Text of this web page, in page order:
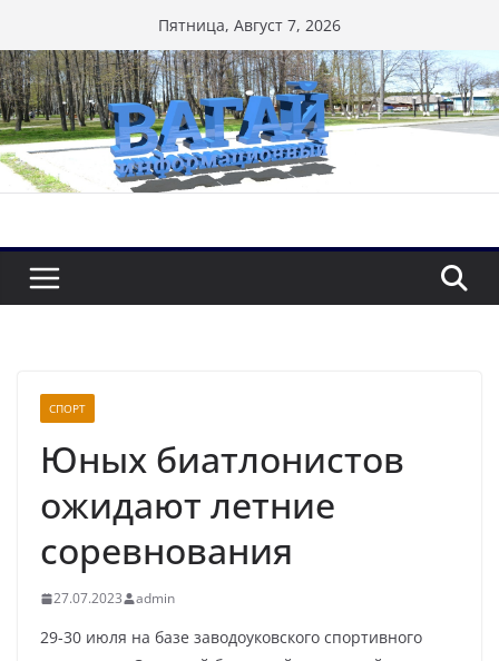
к
содержимому
Пятница, Август 7, 2026
СПОРТ
Юных биатлонистов
ожидают летние
соревнования
27.07.2023 admin
29-30 июля на базе заводоуковского спортивного